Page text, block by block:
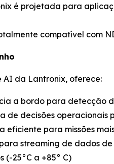
é projetada para
compatível com
da Lantronix, oferece:
a bordo para detecção
de decisões
eficiente para missões
streaming de dados de
(-25°C a +85° C)